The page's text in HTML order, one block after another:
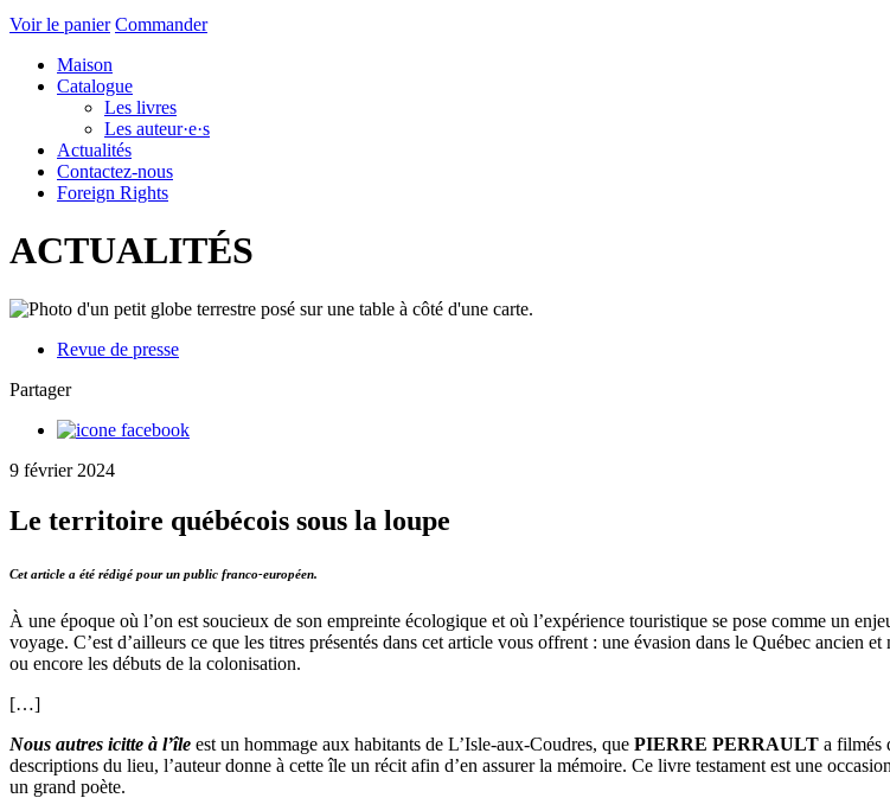
Voir le panier Commander
Maison
Catalogue
Les livres
Les auteur·e·s
Actualités
Contactez-nous
Foreign Rights
ACTUALITÉS
Revue de presse
Partager
9 février 2024
Le territoire québécois sous la loupe
Cet article a été rédigé pour un public franco-européen.
À une époque où l’on est soucieux de son empreinte écologique et où l’expérience touristique se pose comme un
voyage. C’est d’ailleurs ce que les titres présentés dans cet article vous offrent : une évasion dans le Québec ancien
ou encore les débuts de la colonisation.
[…]
Nous autres icitte à l’île est un hommage aux habitants de L’Isle-aux-Coudres, que PIERRE PERRAULT a filmés
descriptions du lieu, l’auteur donne à cette île un récit afin d’en assurer la mémoire. Ce livre testament est une
un grand poète.